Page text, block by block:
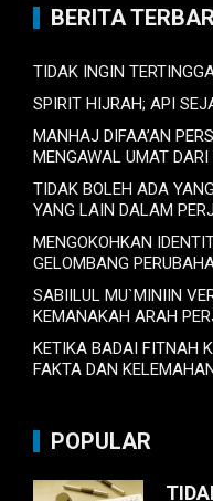
BERITA
TIDAK INGIN
SPIRIT HIJRAH; API
MANHAJ DIFAA’AN
MENGAWAL UMAT DARI
TIDAK BOLEH ADA
YANG LAIN DALAM
MENGOKOHKAN
GELOMBANG
SABIILUL MU`MINIIN
KEMANAKAH ARAH
KETIKA BADAI FITNAH
FAKTA DAN
POPULAR